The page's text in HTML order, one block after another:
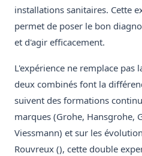
installations sanitaires. Cette
permet de poser le bon
et d'agir efficacement.
L'expérience ne remplace
deux combinés font la
suivent des formations
marques (Grohe, Hansgrohe,
Viessmann) et sur les
Rouvreux (), cette double